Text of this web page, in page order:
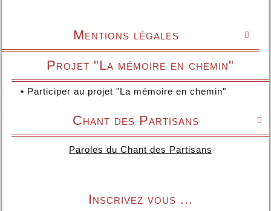

Mentions légales
Projet "La mémoire en chemin"
• Participer au projet "La mémoire en chemin"

Chant des Partisans
Paroles du Chant des Partisans
Inscrivez vous ...